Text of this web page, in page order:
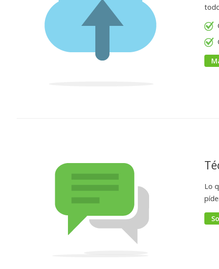
Lo